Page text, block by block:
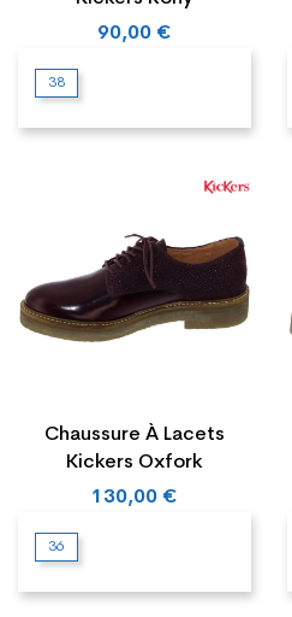
90,00 €
38
Chaussure À Lacets
Kickers Oxfork
130,00 €
36